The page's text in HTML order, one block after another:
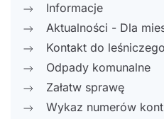
Informacje
Aktualności - Dla
Kontakt do leśniczego
Odpady komunalne
Załatw sprawę
Wykaz numerów